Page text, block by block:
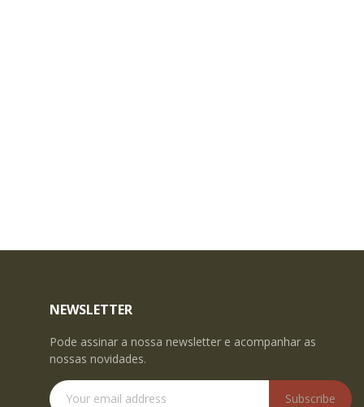
NEWSLETTER
Pode assinar a nossa newsletter e acompanhar as
nossas novidades.
Subscribe